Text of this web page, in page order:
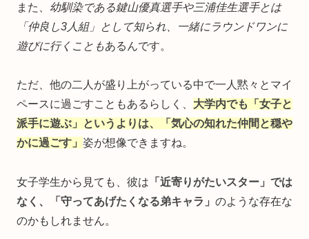
また、 幼馴染である鍵山優真選手や三浦佳生選手とは
「仲良し3人組」として知られ、一緒にラウンドワンに
遊びに行くこともあるんです。
ただ、他の二人が盛り上がっている中で一人黙々とマイ
ペースに過ごすこともあるらしく、 大学内でも「女子と
派手に遊ぶ」というよりは、「気心の知れた仲間と穏や
かに過ごす」 姿が想像できますね。
女子学生から見ても、彼は 「近寄りがたいスター」では
なく、「守ってあげたくなる弟キャラ」 のような存在な
のかもしれません。